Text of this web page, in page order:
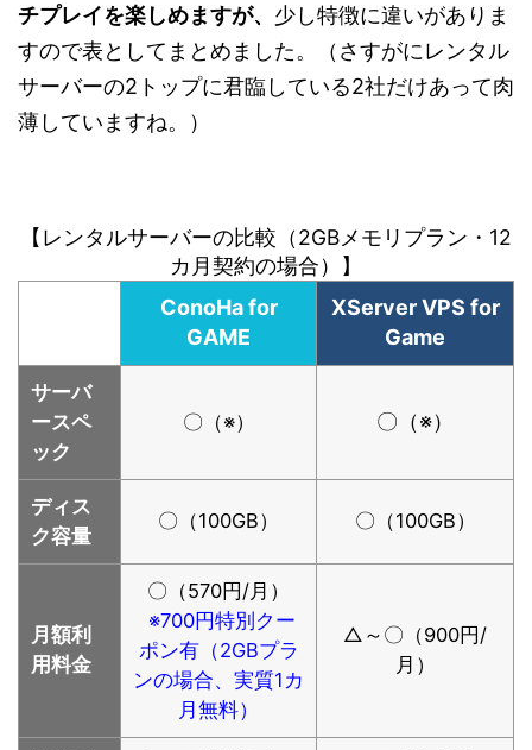
チプレイを楽しめますが、 少し特徴に違いがありま
すので表としてまとめました。（さすがにレンタル
サーバーの2トップに君臨している2社だけあって肉
薄していますね。）
【レンタルサーバーの比較（2GBメモリプラン・12
カ月契約の場合）】
ConoHa for
GAME
XServer VPS for
Game
サーバ
ースペ
ック
〇（※） 〇（※）
ディス
ク容量
〇（100GB） 〇（100GB）
月額利
用料金
〇（570円/月）
※700円特別クー
ポン有（2GBプラ
ンの場合、実質1カ
月無料）
△～〇（900円/
月）